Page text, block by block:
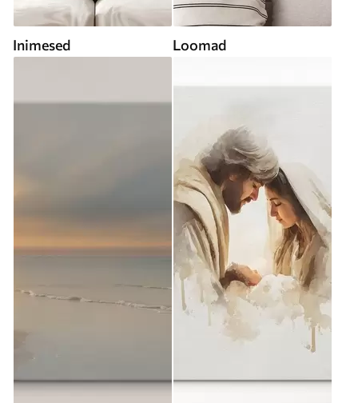
Inimesed Loomad